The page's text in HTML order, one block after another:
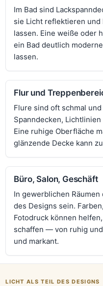
Im Bad sind
sie Licht reflektieren
lassen. Eine weiße oder
ein Bad deutlich
lassen.
Flur und
Flure sind oft schmal
Spanndecken,
Eine ruhige Oberfläche
glänzende Decke kann
Büro, Salon, Geschäft
In gewerblichen
des Designs sein.
Fotodruck können
schaffen — von ruhig
und markant.
LICHT ALS TEIL DES DESIGNS